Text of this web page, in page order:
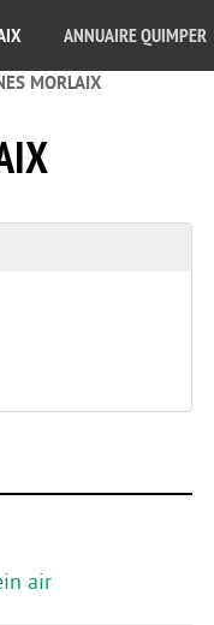
ANNUAIRE QUIMPER
MORLAIX
air